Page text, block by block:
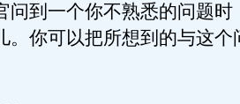
到一个你不熟悉的问题时
。你可以把所想到的与这个